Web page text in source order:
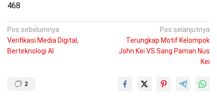
468
Navigasi
pos
Pos sebelumnya
Verifikasi Media Digital,
Berteknologi AI
Pos selanjutnya
Terungkap Motif Kelompok
John Kei VS Sang Paman Nus
Kei
2